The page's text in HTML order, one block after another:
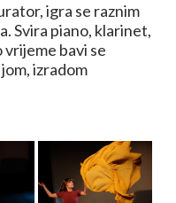
igra se raznim
Svira piano, klarinet,
bavi se
izradom